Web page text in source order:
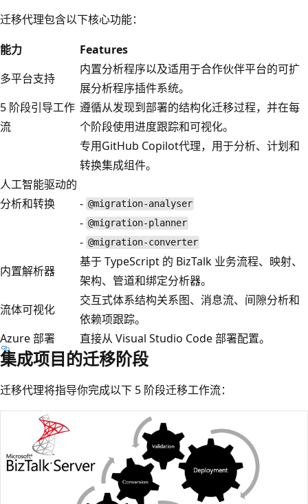
迁移代理包含以下核心功能：
能力
Features
多平台支持
内置分析程序以及适用于合作伙伴平台的可扩
展分析程序插件系统。
5 阶段引导工作
流
遵循从发现到部署的结构化迁移过程，并在每
个阶段使用进度跟踪和可视化。
人工智能驱动的
分析和转换
专用GitHub Copilot代理，用于分析、计划和
转换集成组件。
- @migration-analyser
- @migration-planner
- @migration-converter
内置解析器
基于 TypeScript 的 BizTalk 业务流程、映射、
架构、管道和绑定分析器。
流体可视化
交互式体系结构关系图、消息流、间隙分析和
依赖项跟踪。
Azure 部署
直接从 Visual Studio Code 部署配置。
集成项目的迁移阶段
迁移代理将指导你完成以下 5 阶段迁移工作流：